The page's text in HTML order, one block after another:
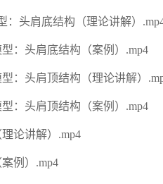
：头肩底结构（理论讲解）
：头肩底结构（案例）.mp4
：头肩顶结构（理论讲解）
：头肩顶结构（案例）.mp4
论讲解）.mp4
例）.mp4